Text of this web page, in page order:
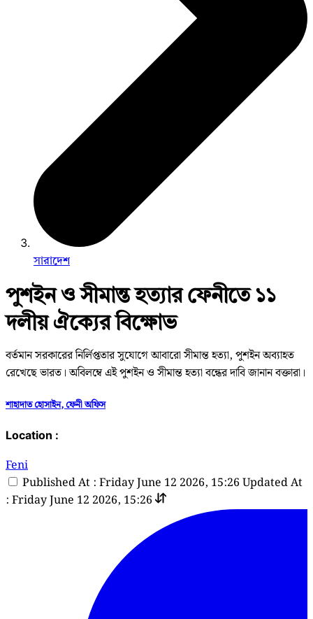
সারাদেশ
পুশইন ও সীমান্ত হত্যার ফেনীতে ১১
দলীয় ঐক্যের বিক্ষোভ
বর্তমান সরকারের নির্লিপ্ততার সুযোগে আবারো সীমান্ত হত্যা, পুশইন অব্যাহত
রেখেছে ভারত। অবিলম্বে এই পুশ‌ইন ও সীমান্ত হত্যা বন্ধের দাবি জানান বক্তারা।
শাহাদাত হোসাইন, ফেনী অফিস
Location :
Feni
Published At : Friday June 12 2026, 15:26 Updated At
: Friday June 12 2026, 15:26